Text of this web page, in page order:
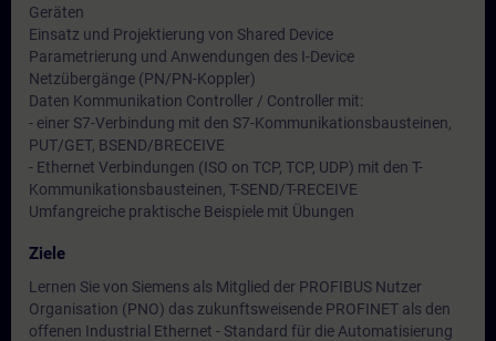
Geräten
Einsatz und Projektierung von Shared Device
Parametrierung und Anwendungen des I-Device
Netzübergänge (PN/PN-Koppler)
Daten Kommunikation Controller / Controller mit:
- einer S7-Verbindung mit den S7-Kommunikationsbausteinen,
PUT/GET, BSEND/BRECEIVE
- Ethernet Verbindungen (ISO on TCP, TCP, UDP) mit den T-
Kommunikationsbausteinen, T-SEND/T-RECEIVE
Umfangreiche praktische Beispiele mit Übungen
Ziele
Lernen Sie von Siemens als Mitglied der PROFIBUS Nutzer
Organisation (PNO) das zukunftsweisende PROFINET als den
offenen Industrial Ethernet - Standard für die Automatisierung